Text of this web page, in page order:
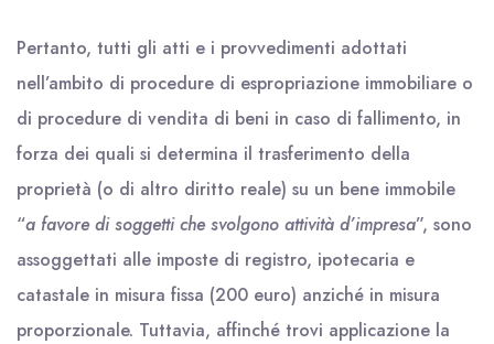
Pertanto, tutti gli atti e i provvedimenti adottati
nell’ambito di procedure di espropriazione immobiliare o
di procedure di vendita di beni in caso di fallimento, in
forza dei quali si determina il trasferimento della
proprietà (o di altro diritto reale) su un bene immobile
“a favore di soggetti che svolgono attività d’impresa”, sono
assoggettati alle imposte di registro, ipotecaria e
catastale in misura fissa (200 euro) anziché in misura
proporzionale. Tuttavia, affinché trovi applicazione la